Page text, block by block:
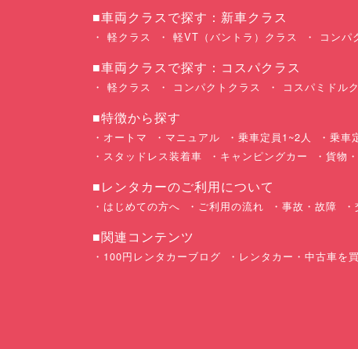
■車両クラスで探す：新車クラス
軽クラス 軽VT（バントラ）クラス コンパ
■車両クラスで探す：コスパクラス
軽クラス コンパクトクラス コスパミドル
■特徴から探す
オートマ マニュアル 乗車定員1~2人 乗車
スタッドレス装着車
キャンピングカー 貨物
■レンタカーのご利用について
はじめての方へ ご利用の流れ 事故・故障
■関連コンテンツ
100円レンタカーブログ レンタカー・中古車を